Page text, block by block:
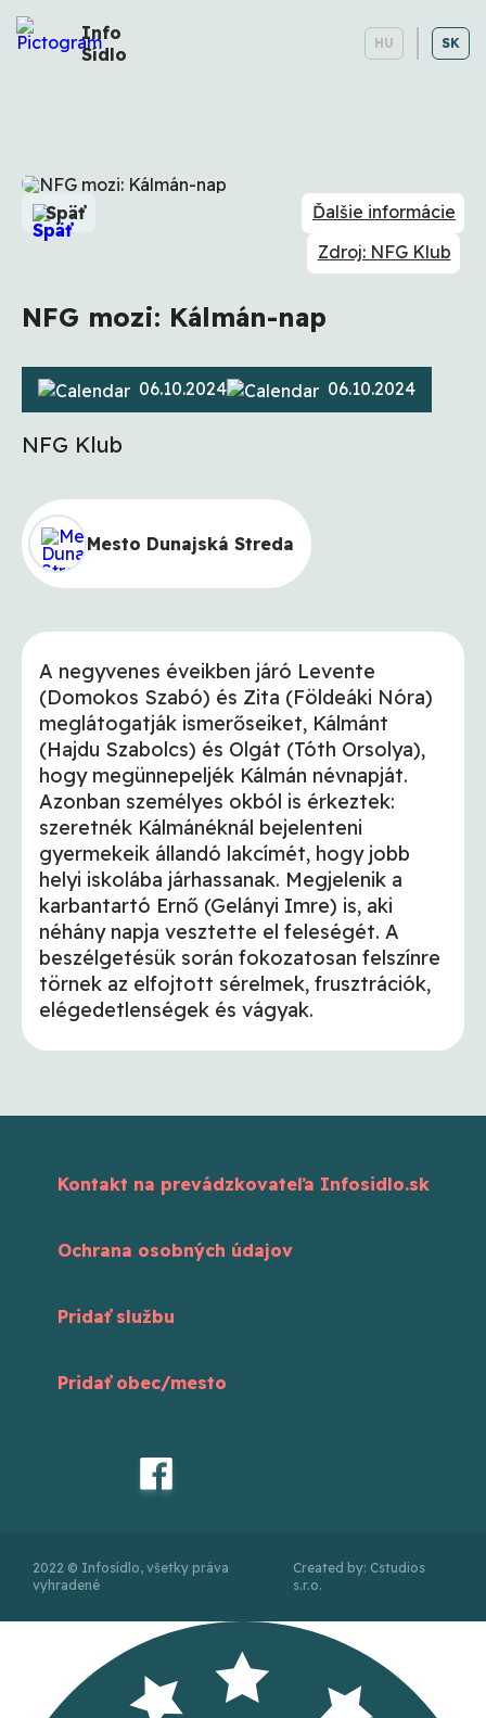
Info
Sídlo
HU SK
Späť
Ďalšie informácie
Zdroj: NFG Klub
NFG mozi: Kálmán-nap
06.10.2024 06.10.2024
NFG Klub
Mesto Dunajská Streda
A negyvenes éveikben járó Levente
(Domokos Szabó) és Zita (Földeáki Nóra)
meglátogatják ismerőseiket, Kálmánt
(Hajdu Szabolcs) és Olgát (Tóth Orsolya),
hogy megünnepeljék Kálmán névnapját.
Azonban személyes okból is érkeztek:
szeretnék Kálmánéknál bejelenteni
gyermekeik állandó lakcímét, hogy jobb
helyi iskolába járhassanak. Megjelenik a
karbantartó Ernő (Gelányi Imre) is, aki
néhány napja vesztette el feleségét. A
beszélgetésük során fokozatosan felszínre
törnek az elfojtott sérelmek, frusztrációk,
elégedetlenségek és vágyak.
Kontakt na prevádzkovateľa Infosidlo.sk
Ochrana osobných údajov
Pridať službu
Pridať obec/mesto
2022 © Infosídlo, všetky práva
vyhradené
Created by: Cstudios
s.r.o.